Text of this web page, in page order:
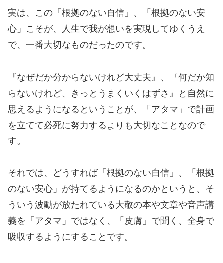
実は、この「根拠のない自信」、「根拠のない安
心」こそが、人生で我が想いを実現してゆくうえ
で、一番大切なものだったのです。
『なぜだか分からないけれど大丈夫』、『何だか知
らないけれど、きっとうまくいくはずさ』と自然に
思えるようになるということが、「アタマ」で計画
を立てて必死に努力するよりも大切なことなので
す。
それでは、どうすれば「根拠のない自信」、「根拠
のない安心」が持てるようになるのかというと、そ
ういう波動が放たれている大敬の本や文章や音声講
義を「アタマ」ではなく、「皮膚」で聞く、全身で
吸収するようにすることです。